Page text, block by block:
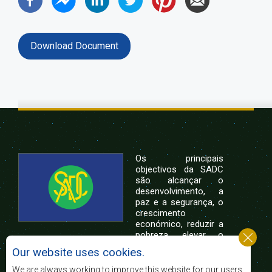
Download Document
Os principais
objectivos da SADC
são alcançar o
desenvolvimento, a
paz e a segurança, o
crescimento
económico, reduzir a
pobreza, elevar o
nível e a qualidade de vida das populações da
África Austral, e apoiar as camadas sociais
desfavorecidas mediante a integração regional,
Our website uses cookies.
We are always working to improve this website for our users.